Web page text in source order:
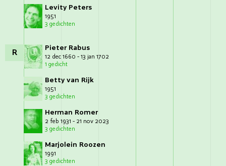
Levity Peters
1951
3 gedichten
R Pieter Rabus
12 dec 1660 - 13 jan 1702
1 gedicht
Betty van Rijk
1951
3 gedichten
Herman Romer
2 feb 1931 - 21 nov 2023
3 gedichten
Marjolein Roozen
1991
3 gedichten